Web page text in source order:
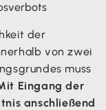
der
von zwei
muss
Eingang der
anschließend